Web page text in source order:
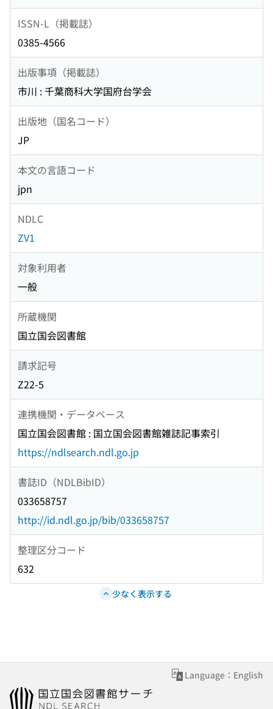
ISSN-L（掲載誌）
0385-4566
出版事項（掲載誌）
市川 : 千葉商科大学国府台学会
出版地（国名コード）
JP
本文の言語コード
jpn
NDLC
ZV1
対象利用者
一般
所蔵機関
国立国会図書館
請求記号
Z22-5
連携機関・データベース
国立国会図書館 : 国立国会図書館雑誌記事索引
https://ndlsearch.ndl.go.jp
書誌ID（NDLBibID）
033658757
http://id.ndl.go.jp/bib/033658757
整理区分コード
632
少なく表示する
Language：English